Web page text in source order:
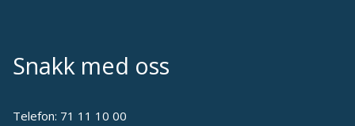
Snakk med oss
Telefon: 71 11 10 00